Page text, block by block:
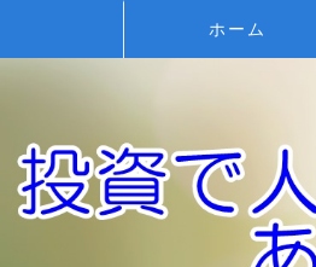
ホーム